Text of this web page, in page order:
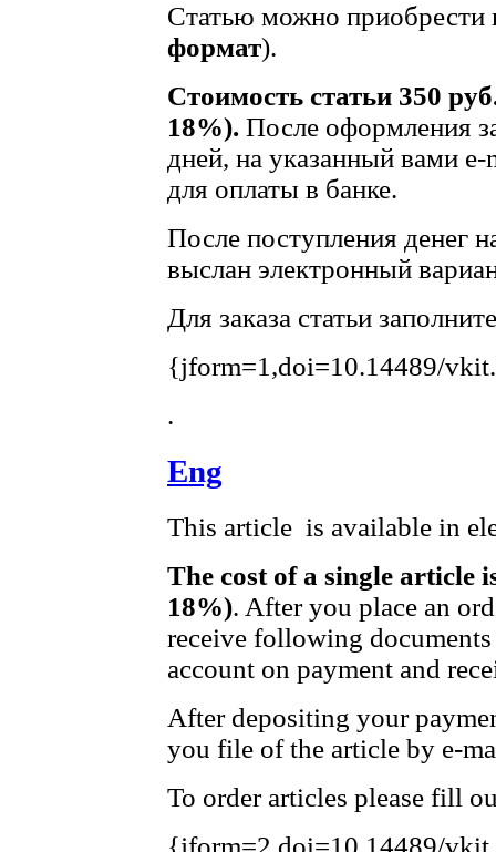
Статью можно приобрести
формат).
Стоимость статьи 350
18%). После оформления
дней, на указанный вами
для оплаты в банке.
После поступления денег
выслан электронный
Для заказа статьи
{jform=1,doi=10.14489/
.
Eng
This article is available in
The cost of a single article
18%). After you place an
receive following
account on payment and
After depositing your
you file of the article by e-
To order articles please fill
{jform=2,doi=10.14489/